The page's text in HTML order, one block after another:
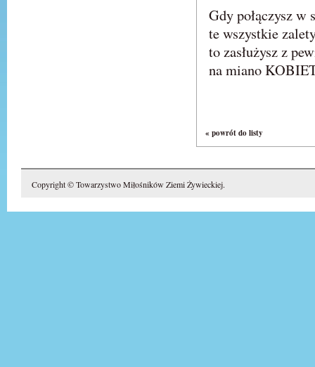
Gdy połączysz w
te wszystkie
to zasłużysz z
na miano
« powrót do listy
Copyright © Towarzystwo Miłośników Ziemi Żywieckiej.